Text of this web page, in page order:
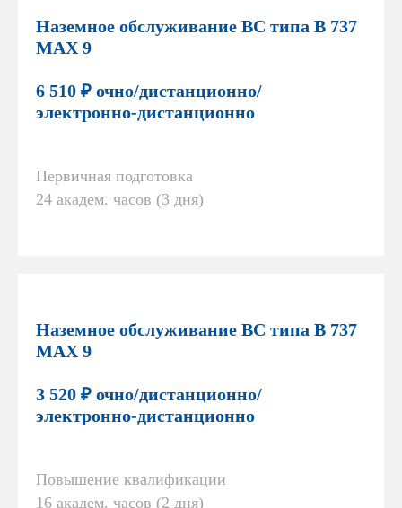
Наземное обслуживание ВС типа В 737
MAX 9
6 510 ₽ очно/дистанционно/
электронно-дистанционно
Первичная подготовка
24 академ. часов (3 дня)
Наземное обслуживание ВС типа В 737
MAX 9
3 520 ₽ очно/дистанционно/
электронно-дистанционно
Повышение квалификации
16 академ. часов (2 дня)